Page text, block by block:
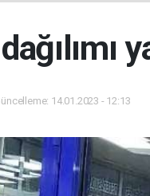
14.01.2023 - 12:13